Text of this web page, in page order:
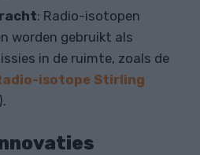
: Radio-isotopen
worden gebruikt als
in de ruimte, zoals de
isotope Stirling